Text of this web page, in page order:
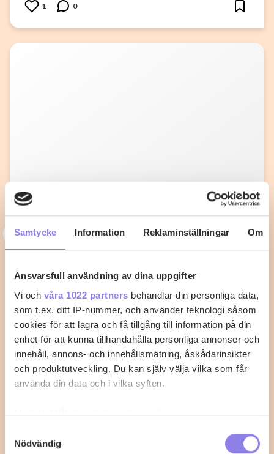
Samtycke Information Reklaminställningar Om
Ansvarsfull användning av dina uppgifter
Vi och våra 1022 partners behandlar din personliga data,
som t.ex. ditt IP-nummer, och använder teknologi såsom
cookies för att lagra och få tillgång till information på din
enhet för att kunna tillhandahålla personliga annonser och
innehåll, annons- och innehållsmätning, åskådarinsikter
och produktutveckling. Du kan själv välja vilka som får
använda din data och i vilka syften.
Med din tillåtelse skulle vi även vilja:
som kan ha en noggrannhet på upp till flera meter
Nödvändig
1 0
3 33alva
med perfekt tillagning
När du vill laga kycklingklubba i ugn är det viktigt att
känna till rätt temperatur…